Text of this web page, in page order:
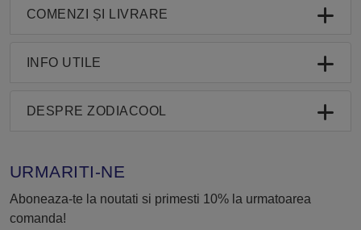
COMENZI ȘI LIVRARE
INFO UTILE
DESPRE ZODIACOOL
URMARITI-NE
Aboneaza-te la noutati si primesti 10% la urmatoarea
comanda!